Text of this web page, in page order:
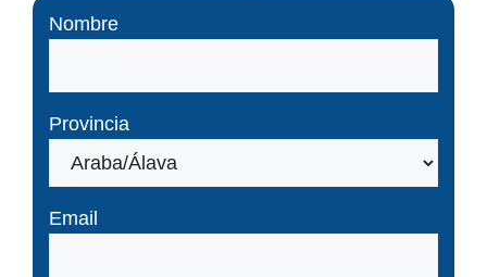
Nombre
Provincia
Email